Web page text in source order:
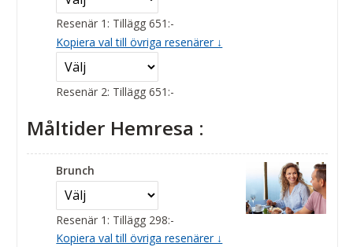
Resenär 1: Tillägg 651:-
Kopiera val till övriga resenärer ↓
Resenär 2: Tillägg 651:-
Måltider Hemresa :
Brunch
Resenär 1: Tillägg 298:-
Kopiera val till övriga resenärer ↓